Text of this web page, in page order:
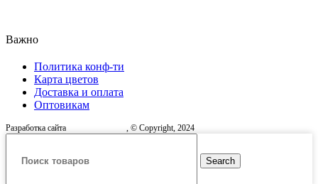
Важно
Политика конф-ти
Карта цветов
Доставка и оплата
Оптовикам
Разработка сайта , © Copyright, 2024
Search